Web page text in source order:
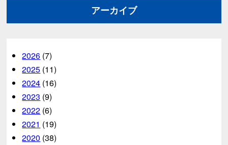
アーカイブ
2026 (7)
2025 (11)
2024 (16)
2023 (9)
2022 (6)
2021 (19)
2020 (38)